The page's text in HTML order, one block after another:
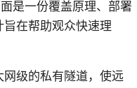
是一份覆盖原理、部署
在帮助观众快速理
级的私有隧道，使远